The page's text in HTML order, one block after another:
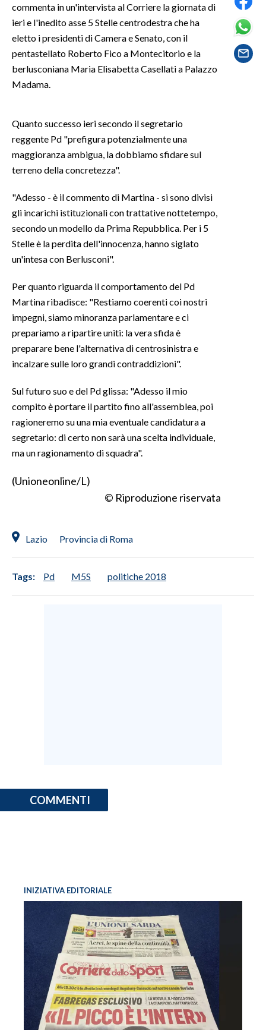
GOSSIP
NOTIZIE
EVENTI
#CARAUNIONE
3 MINUTI CON
INSULARITÀ
INFO AZIENDE
ANNUNCI
PUBBLICITÀ
SPIAGGE
STORE
commenta in un'intervista al Corriere la giornata di
ieri e l'inedito asse 5 Stelle centrodestra che ha
eletto i presidenti di Camera e Senato, con il
pentastellato Roberto Fico a Montecitorio e la
berlusconiana Maria Elisabetta Casellati a Palazzo
Madama.
Quanto successo ieri secondo il segretario
reggente Pd "prefigura potenzialmente una
maggioranza ambigua, la dobbiamo sfidare sul
terreno della concretezza".
"Adesso - è il commento di Martina - si sono divisi
gli incarichi istituzionali con trattative nottetempo,
secondo un modello da Prima Repubblica. Per i 5
Stelle è la perdita dell'innocenza, hanno siglato
un'intesa con Berlusconi".
Per quanto riguarda il comportamento del Pd
Martina ribadisce: "Restiamo coerenti coi nostri
impegni, siamo minoranza parlamentare e ci
prepariamo a ripartire uniti: la vera sfida è
preparare bene l'alternativa di centrosinistra e
incalzare sulle loro grandi contraddizioni".
Sul futuro suo e del Pd glissa: "Adesso il mio
compito è portare il partito fino all'assemblea, poi
ragioneremo su una mia eventuale candidatura a
segretario: di certo non sarà una scelta individuale,
ma un ragionamento di squadra".
(Unioneonline/L)
© Riproduzione riservata
Lazio Provincia di Roma
Tags: Pd M5S politiche 2018
COMMENTI
INIZIATIVA EDITORIALE